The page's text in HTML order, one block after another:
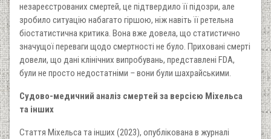
незареєстрованих смертей, це підтвердило її підозри, але
зробило ситуацію набагато гіршою, ніж навіть її ретельна
біостатистична критика. Вона вже довела, що статистично
значущої переваги щодо смертності не було. Приховані смерті
довели, що дані клінічних випробувань, представлені FDA,
були не просто недостатніми –вони були шахрайськими.
Судово-медичний аналіз смертей за версією Міхельса
та інших
Стаття Міхельса та інших (2023), опублікована в журналі